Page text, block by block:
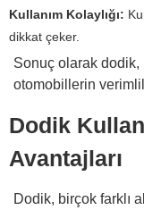
Kullanım Kolaylığı:
dikkat çeker.
Sonuç olarak
otomobillerin
Dodik
Avantajları
Dodik, birçok farklı